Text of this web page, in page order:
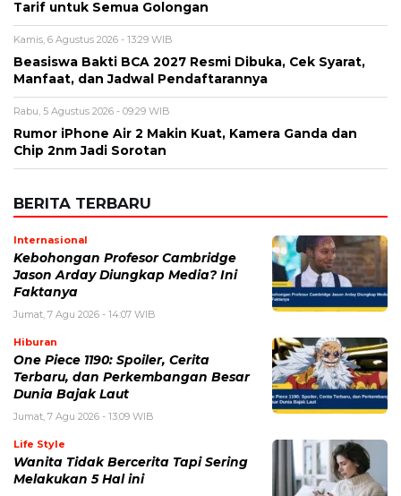
Nama*
Simpan nama, email, dan situs web saya pada peramban ini
untuk komentar saya berikutnya.
Kamis, 6 Agustus 2026 - 15:46 WIB
Kecelakaan Bus ALS Tewaskan Belasan Penumpang,